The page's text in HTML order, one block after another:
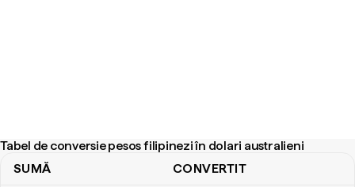
Tabel de conversie pesos filipinezi în dolari australieni
SUMĂ CONVERTIT